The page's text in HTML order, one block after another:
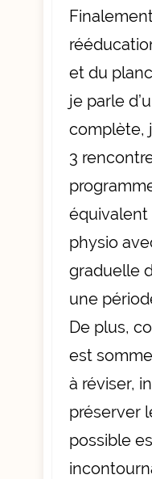
et du
je parle
complète,
3
équivalent
physio
graduelle
une
De plus,
est
à réviser,
préserver
possible